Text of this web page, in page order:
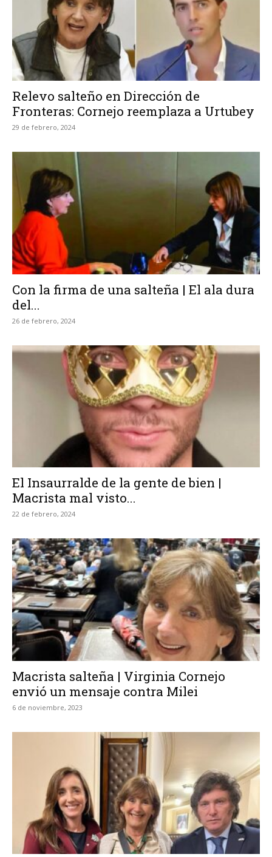
Relevo salteño en Dirección de
Fronteras: Cornejo reemplaza a Urtubey
29 de febrero, 2024
Con la firma de una salteña | El ala dura
del...
26 de febrero, 2024
El Insaurralde de la gente de bien |
Macrista mal visto...
22 de febrero, 2024
Macrista salteña | Virginia Cornejo
envió un mensaje contra Milei
6 de noviembre, 2023